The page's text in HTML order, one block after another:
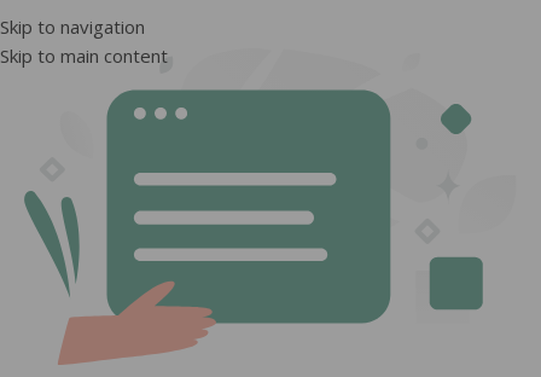
Skip to navigation
Skip to main content